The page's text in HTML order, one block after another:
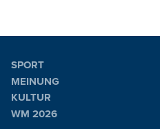
SPORT
MEINUNG
KULTUR
WM 2026